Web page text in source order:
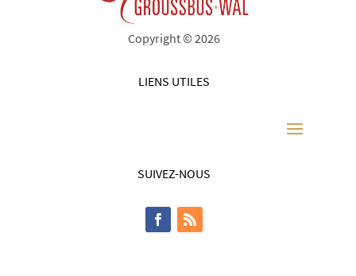
Copyright © 2026
LIENS UTILES
SUIVEZ-NOUS